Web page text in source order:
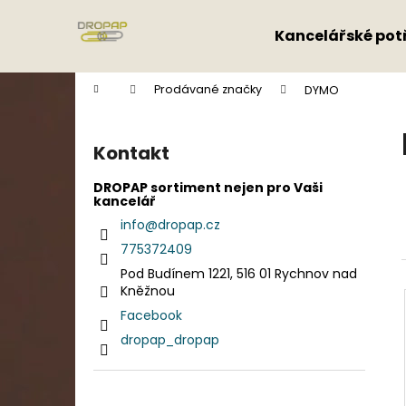
Kancelářské
Domů Prodávané značky DYMO
Kontakt
DROPAP sortiment nejen pro Vaši
kancelář
info@dropap.cz
775372409
Pod Budínem 1221, 516 01 Rychnov nad
Kněžnou
Facebook
dropap_dropap
í
Zpět
do
Zpět
do